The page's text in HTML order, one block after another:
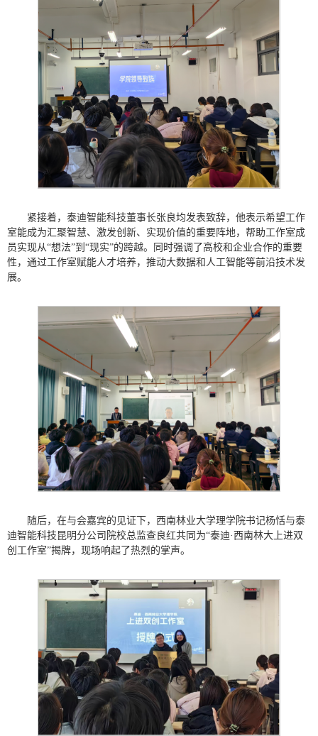
紧接着，泰迪智能科技董事长张良均发表致辞，他表示希望工作
室能成为汇聚智慧、激发创新、实现价值的重要阵地，帮助工作室成
员实现从“想法”到“现实”的跨越。同时强调了高校和企业合作的重要
性，通过工作室赋能人才培养，推动大数据和人工智能等前沿技术发
展。
随后，在与会嘉宾的见证下，西南林业大学理学院书记杨恬与泰
迪智能科技昆明分公司院校总监查良红共同为“泰迪·西南林大上进双
创工作室”揭牌，现场响起了热烈的掌声。